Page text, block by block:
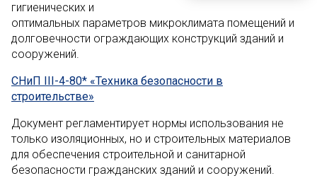
гигиенических и
оптимальных параметров микроклимата помещений и
долговечности ограждающих конструкций зданий и
сооружений.
СНиП III-4-80* «Техника безопасности в
строительстве»
Документ регламентирует нормы использования не
только изоляционных, но и строительных материалов
для обеспечения строительной и санитарной
безопасности гражданских зданий и сооружений.